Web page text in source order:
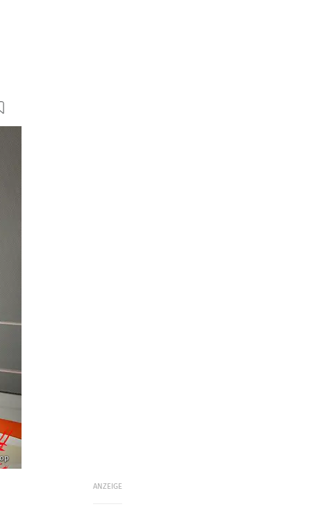
ANZEIGE